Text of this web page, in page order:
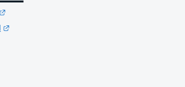
Länk till annan webbplats.
Länk till annan webbplats.